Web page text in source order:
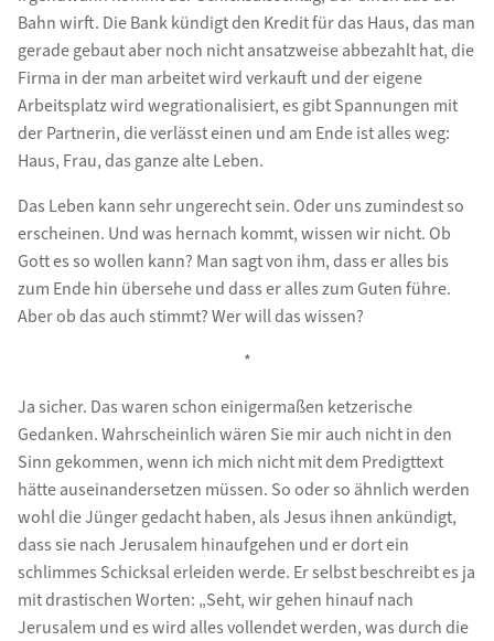
Bahn wirft. Die Bank kündigt den Kredit für das Haus, das man
gerade gebaut aber noch nicht ansatzweise abbezahlt hat, die
Firma in der man arbeitet wird verkauft und der eigene
Arbeitsplatz wird wegrationalisiert, es gibt Spannungen mit
der Partnerin, die verlässt einen und am Ende ist alles weg:
Haus, Frau, das ganze alte Leben.
Das Leben kann sehr ungerecht sein. Oder uns zumindest so
erscheinen. Und was hernach kommt, wissen wir nicht. Ob
Gott es so wollen kann? Man sagt von ihm, dass er alles bis
zum Ende hin übersehe und dass er alles zum Guten führe.
Aber ob das auch stimmt? Wer will das wissen?
*
Ja sicher. Das waren schon einigermaßen ketzerische
Gedanken. Wahrscheinlich wären Sie mir auch nicht in den
Sinn gekommen, wenn ich mich nicht mit dem Predigttext
hätte auseinandersetzen müssen. So oder so ähnlich werden
wohl die Jünger gedacht haben, als Jesus ihnen ankündigt,
dass sie nach Jerusalem hinaufgehen und er dort ein
schlimmes Schicksal erleiden werde. Er selbst beschreibt es ja
mit drastischen Worten: „Seht, wir gehen hinauf nach
Jerusalem und es wird alles vollendet werden, was durch die